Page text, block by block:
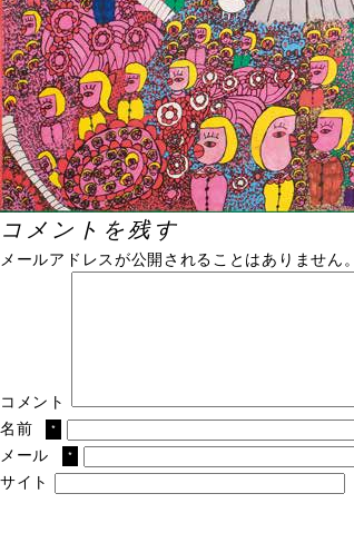
コメントを残す
メールアドレスが公開されることはありません。
コメント
名前
*
メール *
サイト